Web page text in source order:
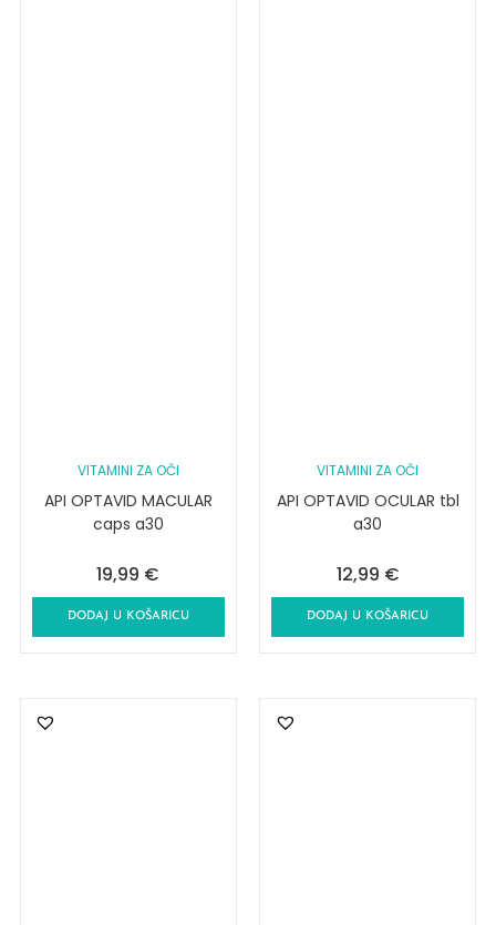
VITAMINI ZA OČI
API OPTAVID MACULAR
caps a30
19,99 €
DODAJ U KOŠARICU
VITAMINI ZA OČI
API OPTAVID OCULAR tbl
a30
12,99 €
DODAJ U KOŠARICU